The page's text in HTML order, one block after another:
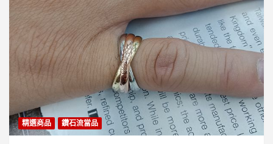
精選商品 鑽石流當品